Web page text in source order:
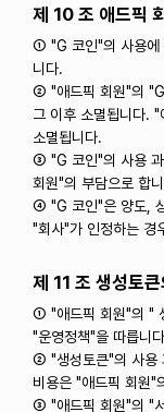
제 10 조 애드픽
① "G 코인"의 사용에
니다.
② "애드픽 회원"의
그 이후 소멸됩니다.
소멸됩니다.
③ "G 코인"의 사용 과
회원"의 부담으로 합
④ "G 코인"은 양도,
"회사"가 인정하는 경
제 11 조 생성토
① "애드픽 회원"의 "
"운영정책"을 따릅니
② "생성토큰"의 사용
비용은 "애드픽 회원"
③ "애드픽 회원"의 "